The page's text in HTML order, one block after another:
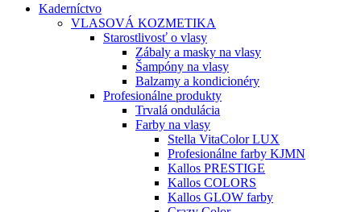
Kaderníctvo
VLASOVÁ KOZMETIKA
Starostlivosť o vlasy
Zábaly a masky na vlasy
Šampóny na vlasy
Balzamy a kondicionéry
Profesionálne produkty
Trvalá ondulácia
Farby na vlasy
Stella VitaColor LUX
Profesionálne farby KJMN
Kallos PRESTIGE
Kallos COLORS
Kallos GLOW farby